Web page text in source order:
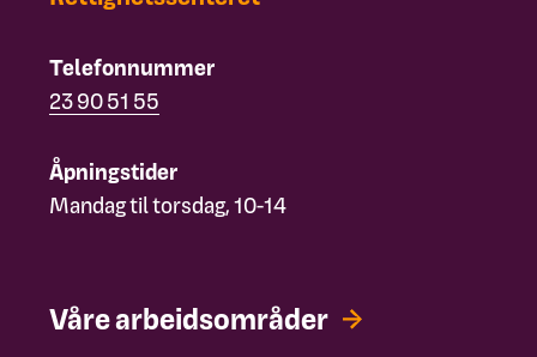
Telefonnummer
23 90 51 55
Åpningstider
Mandag til torsdag, 10-14
Våre arbeidsområder